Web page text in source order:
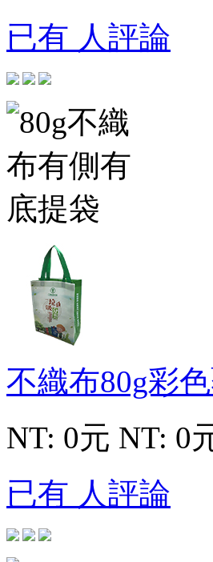
已有 人評論
不織布80g彩
NT: 0元 NT: 0
已有 人評論